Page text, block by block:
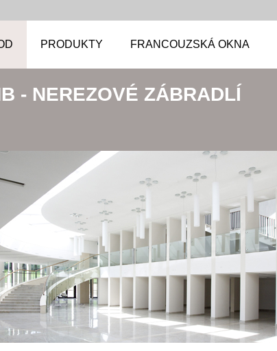
PRODUKTY FRANCOUZSKÁ OKNA
- NEREZOVÉ ZÁBRADLÍ